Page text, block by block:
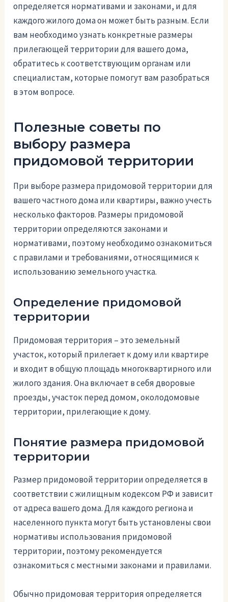
определяется нормативами и законами, и для
каждого жилого дома он может быть разным. Если
вам необходимо узнать конкретные размеры
прилегающей территории для вашего дома,
обратитесь к соответствующим органам или
специалистам, которые помогут вам разобраться
в этом вопросе.
Полезные советы по
выбору размера
придомовой территории
При выборе размера придомовой территории для
вашего частного дома или квартиры, важно учесть
несколько факторов. Размеры придомовой
территории определяются законами и
нормативами, поэтому необходимо ознакомиться
с правилами и требованиями, относящимися к
использованию земельного участка.
Определение придомовой
территории
Придомовая территория – это земельный
участок, который прилегает к дому или квартире
и входит в общую площадь многоквартирного или
жилого здания. Она включает в себя дворовые
проезды, участок перед домом, околодомовые
территории, прилегающие к дому.
Понятие размера придомовой
территории
Размер придомовой территории определяется в
соответствии с жилищным кодексом РФ и зависит
от адреса вашего дома. Для каждого региона и
населенного пункта могут быть установлены свои
нормативы использования придомовой
территории, поэтому рекомендуется
ознакомиться с местными законами и правилами.
Обычно придомовая территория определяется